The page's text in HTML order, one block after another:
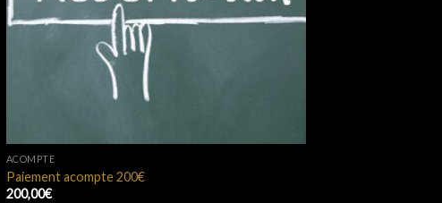
ACOMPTE
Paiement acompte 200€
200,00€